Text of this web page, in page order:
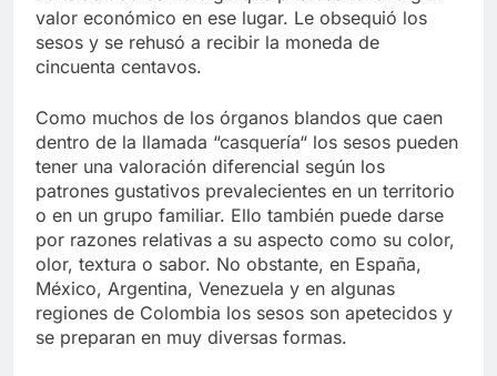
valor económico en ese lugar. Le obsequió los
sesos y se rehusó a recibir la moneda de
cincuenta centavos.
Como muchos de los órganos blandos que caen
dentro de la llamada “casquería“ los sesos pueden
tener una valoración diferencial según los
patrones gustativos prevalecientes en un territorio
o en un grupo familiar. Ello también puede darse
por razones relativas a su aspecto como su color,
olor, textura o sabor. No obstante, en España,
México, Argentina, Venezuela y en algunas
regiones de Colombia los sesos son apetecidos y
se preparan en muy diversas formas.